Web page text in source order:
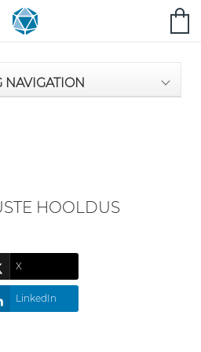
NAVIGATION
HOOLDUS
X
LinkedIn